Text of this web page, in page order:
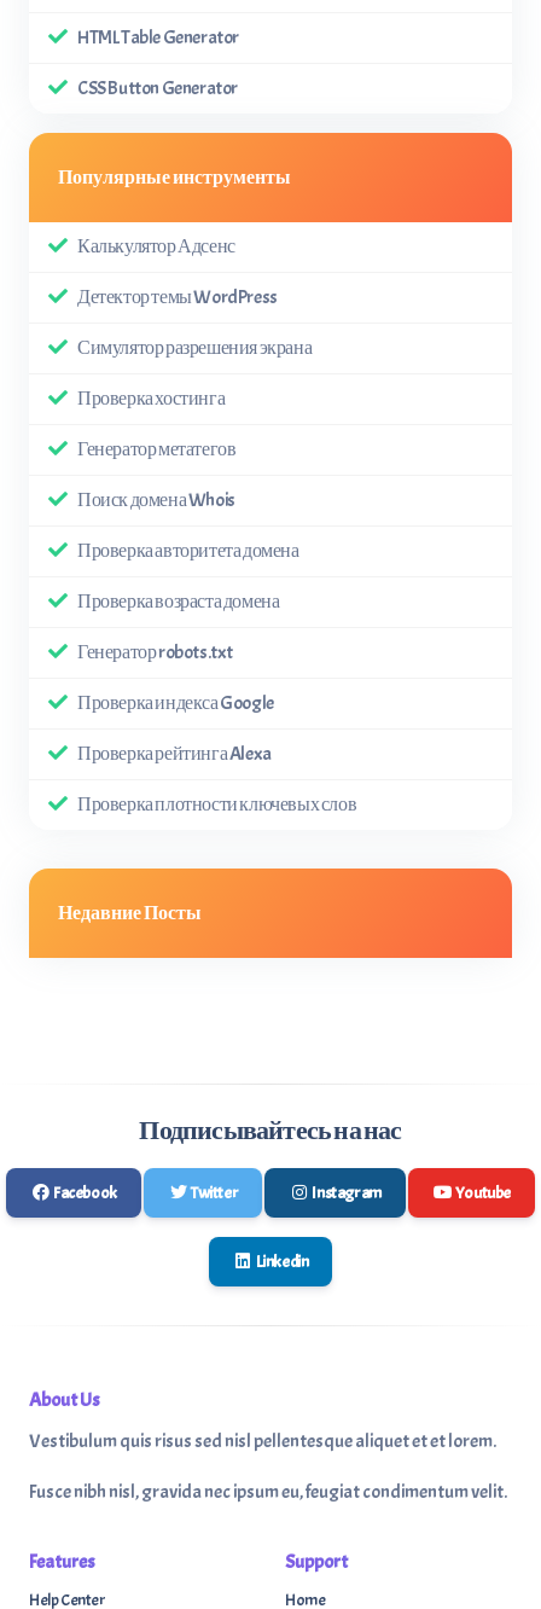
HTML Table Generator
CSS Button Generator
Популярные инструменты
Калькулятор Адсенс
Детектор темы WordPress
Симулятор разрешения экрана
Проверка хостинга
Генератор метатегов
Поиск домена Whois
Проверка авторитета домена
Проверка возраста домена
Генератор robots.txt
Проверка индекса Google
Проверка рейтинга Alexa
Проверка плотности ключевых слов
Недавние Посты
Подписывайтесь на нас
Facebook Twitter Instagram Youtube
Linkedin
About Us
Vestibulum quis risus sed nisl pellentesque aliquet et et lorem.
Fusce nibh nisl, gravida nec ipsum eu, feugiat condimentum velit.
Features
Help Center
Support
Home